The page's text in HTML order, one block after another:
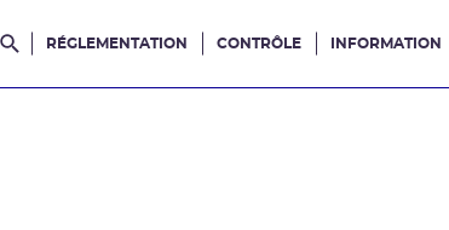
Rechercher dans le site
RÉGLEMENTATION CONTRÔLE INFORMATION